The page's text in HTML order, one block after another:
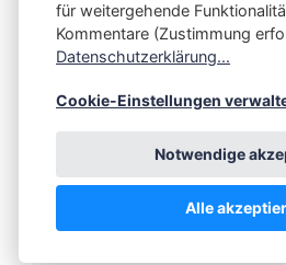
Integrating Open-Source Blog
Impressum
Kontakt
💪by☕ ❤️ &
für weitergehende
Kommentare (Zustimmung
Datenschutzerklärung...
Cookie-Einstellungen
Notwendige
Alle